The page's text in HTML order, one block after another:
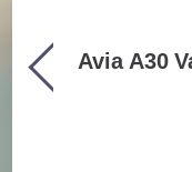
Avia A30